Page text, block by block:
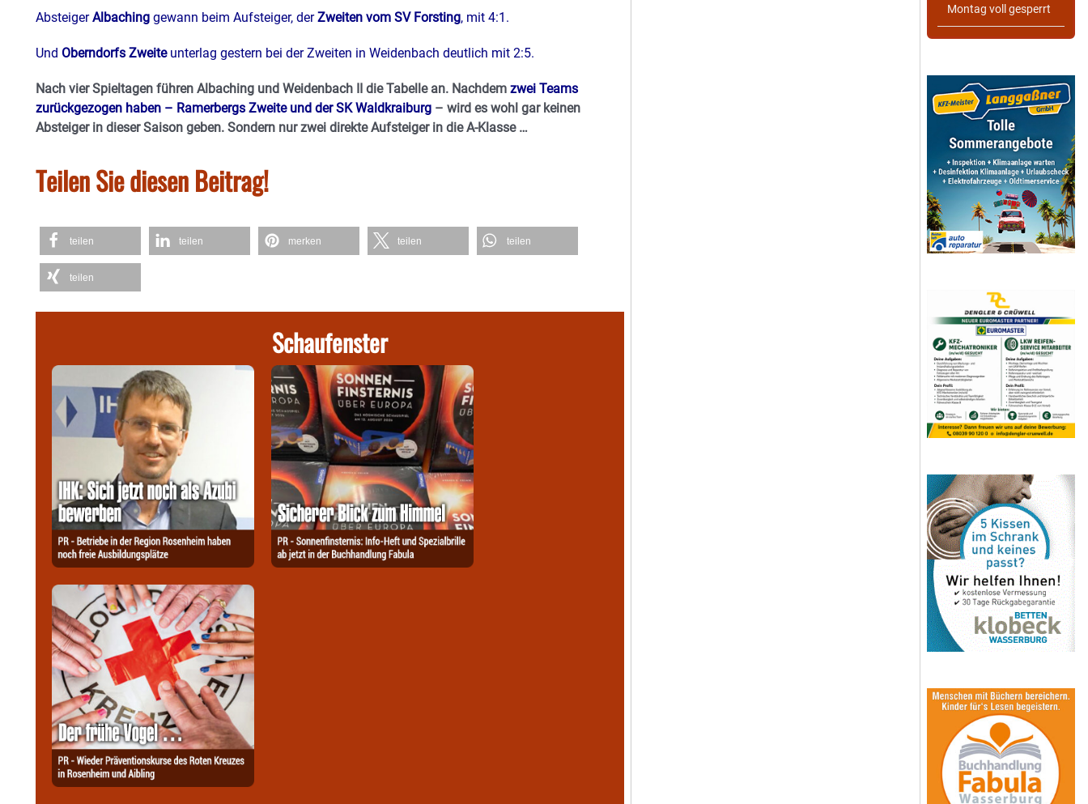
AbsteigerAlbaching gewann beim Aufsteiger, derZweiten vom SV Forsting, mit 4:1.
Und Oberndorfs Zweiteunterlag gestern bei der Zweiten in Weidenbach deutlich mit 2:5.
Nach vier Spieltagen führen Albaching und Weidenbach II die Tabelle an. Nachdem zwei Teams
zurückgezogen haben – Ramerbergs Zweite und der SK Waldkraiburg – wird es wohl gar keinen
Absteiger in dieser Saison geben. Sondern nur zwei direkte Aufsteiger in die A-Klasse …
Teilen Sie diesen Beitrag!
teilen teilen merken teilen teilen
teilen
Schaufenster
Montag voll gesperrt